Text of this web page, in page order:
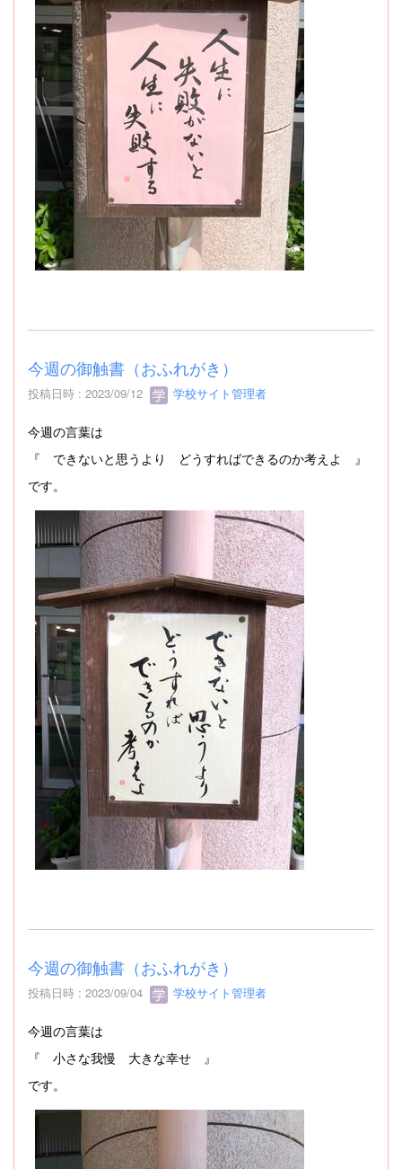
今週の御触書（おふれがき）
投稿日時 : 2023/09/12 学校サイト管理者
今週の言葉は
『 できないと思うより どうすればできるのか考えよ 』
です。
今週の御触書（おふれがき）
投稿日時 : 2023/09/04 学校サイト管理者
今週の言葉は
『 小さな我慢 大きな幸せ 』
です。